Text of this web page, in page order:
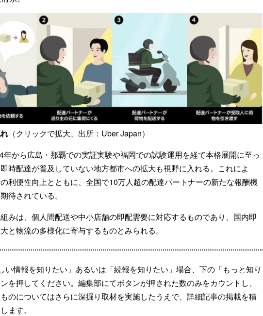
（クリックで拡大、出所：Uber Japan）
年から広島・那覇での実証実験や福岡での試験運用を経て本格展開に至っ
時配達が普及していない地方都市への拡大も視野に入れる。これによ
利便性向上とともに、全国で10万人超の配達パートナーの新たな報酬機
待されている。
みは、個人間配送や中小店舗の即配需要に対応するものであり、国内即
と物流の多様化に寄与するものとみられる。
い情報を知りたい」あるいは「続報を知りたい」場合、下の「もっと知り
を押してください。編集部にてボタンが押された数のみをカウントし、
のについてはさらに深掘り取材を実施したうえで、詳細記事の掲載を積
ます。